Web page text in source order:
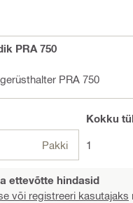
PRA 750
PRA 750
Pakki
Kokku
1
ettevõtte hindasid
või registreeri kasutajaks